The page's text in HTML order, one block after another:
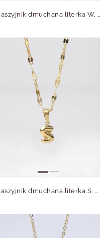
Naszyjnik dmuchana literka W, złoty S306921Z00
Naszyjnik dmuchana literka S, złoty S305739Z00